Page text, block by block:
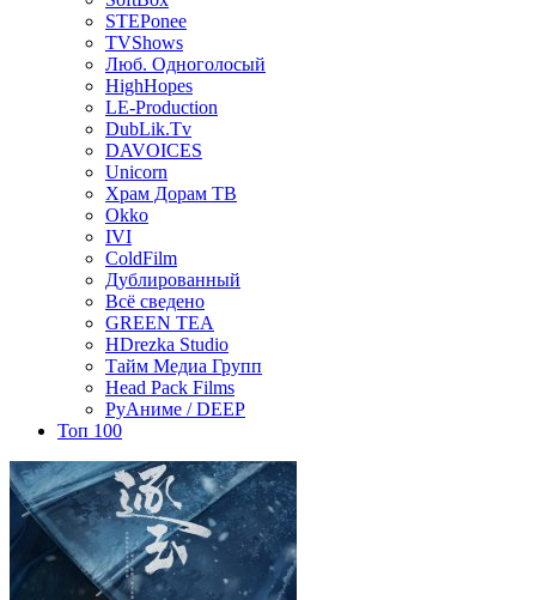
STEPonee
TVShows
Люб. Одноголосый
HighHopes
LE-Production
DubLik.Tv
DAVOICES
Unicorn
Храм Дорам ТВ
Okko
IVI
ColdFilm
Дублированный
Всё сведено
GREEN TEA
HDrezka Studio
Тайм Медиа Групп
Head Pack Films
РуАниме / DEEP
Топ 100